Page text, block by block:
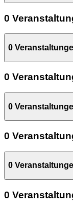
0
0
0
0
0
0
0